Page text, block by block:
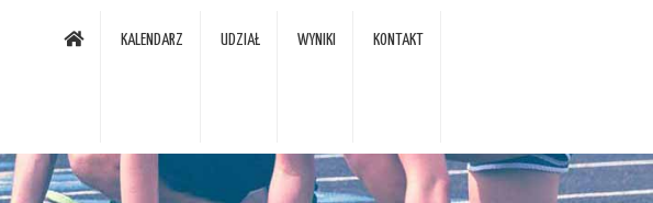
KALENDARZ UDZIAŁ WYNIKI KONTAKT